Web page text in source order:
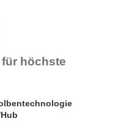
höchste